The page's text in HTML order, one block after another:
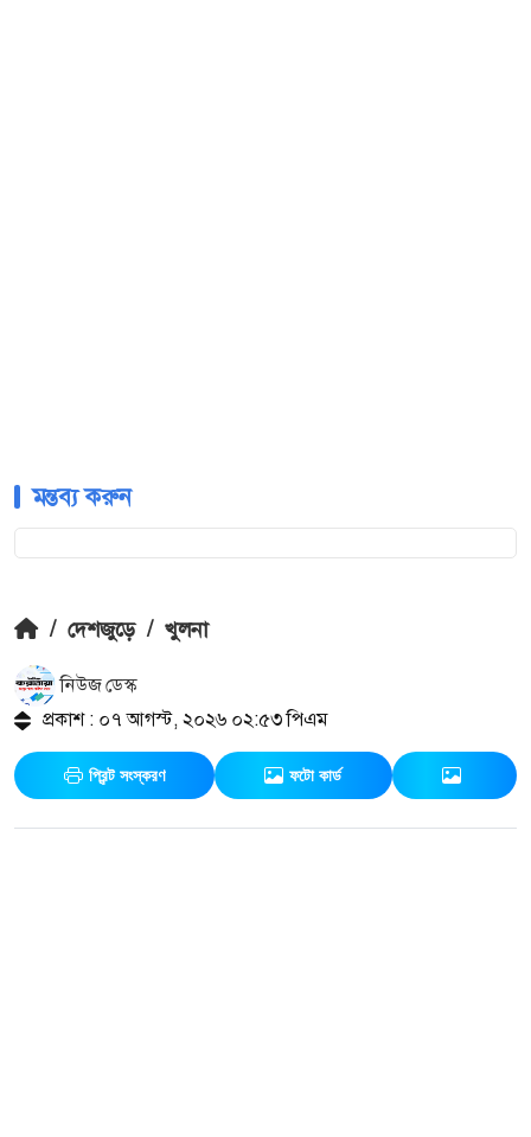
মন্তব্য করুন
/ দেশজুড়ে / খুলনা
নিউজ ডেস্ক
প্রকাশ : ০৭ আগস্ট, ২০২৬ ০২:৫৩ পিএম
প্রিন্ট সংস্করণ ফটো কার্ড